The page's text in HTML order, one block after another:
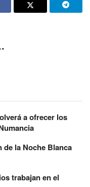
a ofrecer los
la Noche Blanca
trabajan en el